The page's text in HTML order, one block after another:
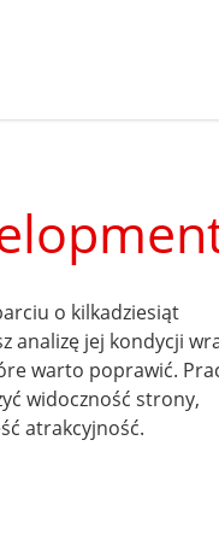
o kilkadziesiąt
analizę jej kondycji
warto poprawić.
widoczność strony,
atrakcyjność.